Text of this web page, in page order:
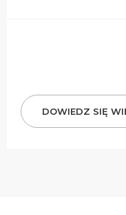
DOWIEDZ SIĘ